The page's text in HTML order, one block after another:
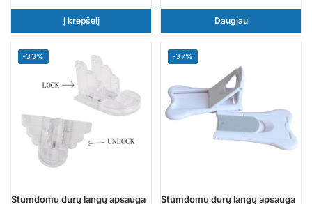
Į krepšelį Daugiau
-33%
Stumdomu durų langų apsauga
-37%
Stumdomu durų langų apsauga